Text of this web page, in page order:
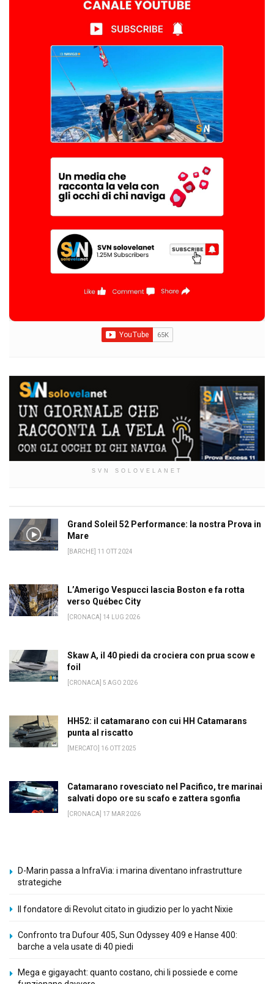
SVN SOLOVELANET
Grand Soleil 52 Performance: la nostra Prova in
Mare
[BARCHE] 11 OTT 2024
L’Amerigo Vespucci lascia Boston e fa rotta
verso Québec City
[CRONACA] 14 LUG 2026
Skaw A, il 40 piedi da crociera con prua scow e
foil
[CRONACA] 5 AGO 2026
HH52: il catamarano con cui HH Catamarans
punta al riscatto
[MERCATO] 16 OTT 2025
Catamarano rovesciato nel Pacifico, tre marinai
salvati dopo ore su scafo e zattera sgonfia
[CRONACA] 17 MAR 2026
D-Marin passa a InfraVia: i marina diventano infrastrutture
strategiche
Il fondatore di Revolut citato in giudizio per lo yacht Nixie
Confronto tra Dufour 405, Sun Odyssey 409 e Hanse 400:
barche a vela usate di 40 piedi
Mega e gigayacht: quanto costano, chi li possiede e come